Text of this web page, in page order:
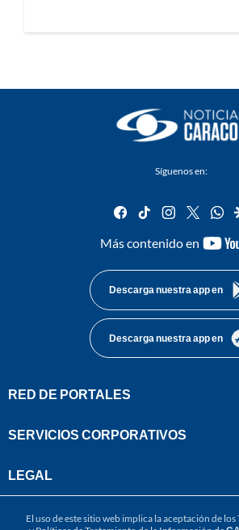
Síguenos en:
facebook
tiktok instagram
twitter
Más contenido en
Descarga nuestra app en
Descarga nuestra app en
RED DE PORTALES
SERVICIOS CORPORATIVOS
LEGAL
El uso de este sitio web implica la aceptación de los